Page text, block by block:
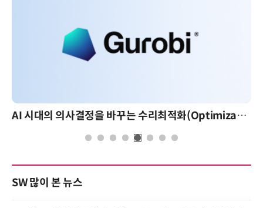
AI 시대의 의사결정을 바꾸는 수리최적화(Optimization): 실제 산업 적용 사례와 활용 전략
SW 많이 본 뉴스